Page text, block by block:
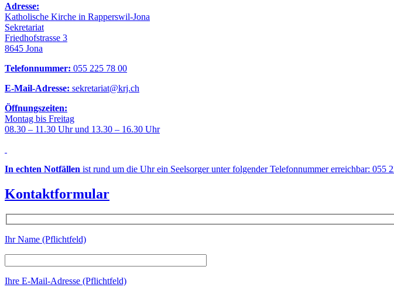
Adresse:
Katholische Kirche in Rapperswil-Jona
Sekretariat
Friedhofstrasse 3
8645 Jona
Telefonnummer: 055 225 78 00
E-Mail-Adresse: sekretariat@krj.ch
Öffnungszeiten:
Montag bis Freitag
08.30 – 11.30 Uhr und 13.30 – 16.30 Uhr
In echten Notfällen ist rund um die Uhr ein Seelsorger unter folgender Telefonnummer erreichbar: 055
Kontaktformular
Ihr Name (Pflichtfeld)
Ihre E-Mail-Adresse (Pflichtfeld)